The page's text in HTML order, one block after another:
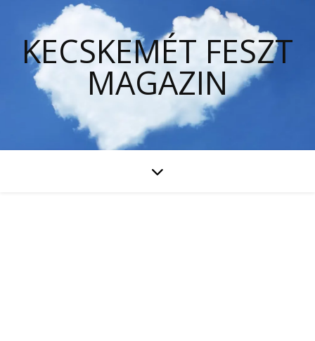
KECSKEMÉT FESZT
MAGAZIN